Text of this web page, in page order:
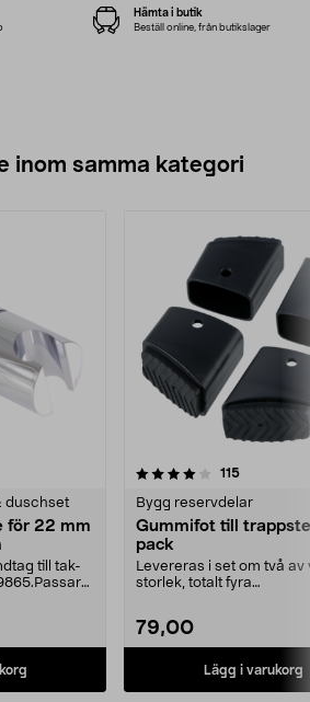
Hämta i butik
Beställ online, från butikslager
inom samma kategori
duschset
för 22 mm
till tak-
115
Bygg reservdelar
Gummifot till
pack
Levereras i set om två av
storlek, totalt fyra
79,00
Lägg i varukorg
4.5 av 5 stjärnor